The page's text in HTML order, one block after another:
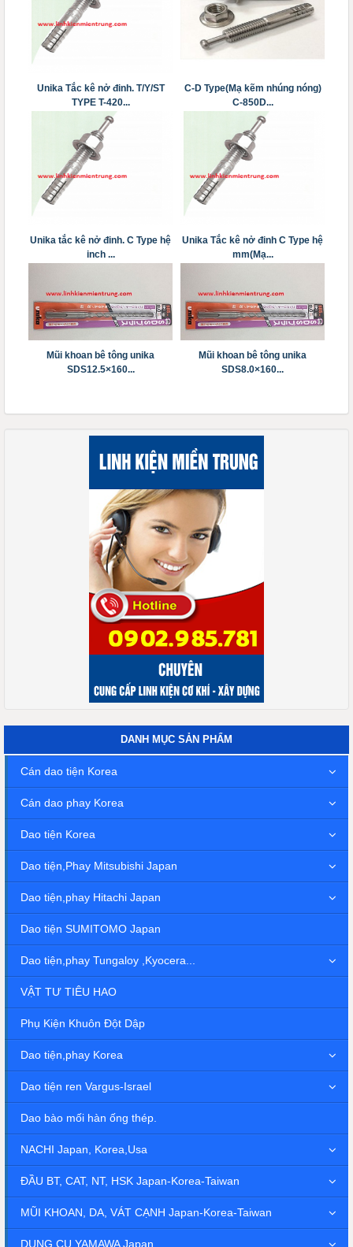
Unika Tắc kê nở đinh. T/Y/ST
TYPE T-420...
C-D Type(Mạ kẽm nhúng nóng)
C-850D...
Unika tắc kê nở đinh. C Type hệ
inch ...
Unika Tắc kê nở đinh C Type hệ
mm(Mạ...
Mũi khoan bê tông unika
SDS12.5×160...
Mũi khoan bê tông unika
SDS8.0×160...
DANH MỤC SẢN PHẨM
Cán dao tiện Korea
Cán dao phay Korea
Dao tiện Korea
Dao tiện,Phay Mitsubishi Japan
Dao tiện,phay Hitachi Japan
Dao tiện SUMITOMO Japan
Dao tiện,phay Tungaloy ,Kyocera...
VẬT TƯ TIÊU HAO
Phụ Kiện Khuôn Đột Dập
Dao tiện,phay Korea
Dao tiện ren Vargus-Israel
Dao bào mối hàn ống thép.
NACHI Japan, Korea,Usa
ĐẦU BT, CAT, NT, HSK Japan-Korea-Taiwan
MŨI KHOAN, DA, VÁT CẠNH Japan-Korea-Taiwan
DỤNG CỤ YAMAWA Japan